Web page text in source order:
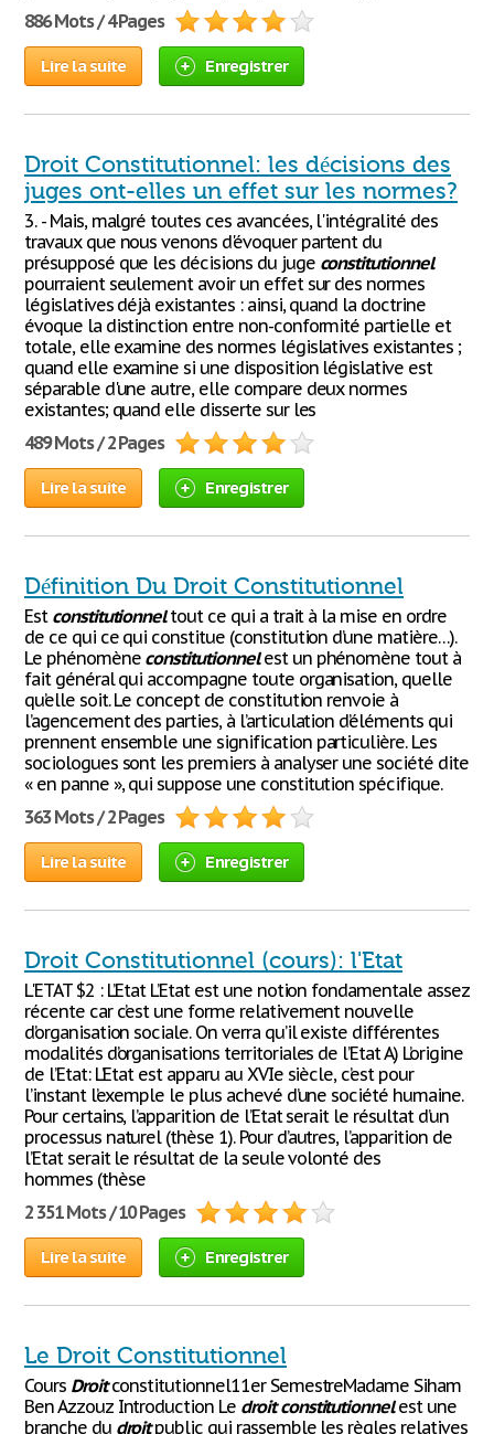
886 Mots / 4 Pages
Lire la suite Enregistrer
Droit Constitutionnel: les décisions des
juges ont-elles un effet sur les normes?
3. - Mais, malgré toutes ces avancées, l'intégralité des
travaux que nous venons d'évoquer partent du
présupposé que les décisions du juge constitutionnel
pourraient seulement avoir un effet sur des normes
législatives déjà existantes : ainsi, quand la doctrine
évoque la distinction entre non-conformité partielle et
totale, elle examine des normes législatives existantes ;
quand elle examine si une disposition législative est
séparable d'une autre, elle compare deux normes
existantes; quand elle disserte sur les
489 Mots / 2 Pages
Lire la suite Enregistrer
Définition Du Droit Constitutionnel
Est constitutionneltout ce qui a trait à la mise en ordre
de ce qui ce qui constitue (constitution d’une matière…).
Le phénomène constitutionnelest un phénomène tout à
fait général qui accompagne toute organisation, quelle
qu’elle soit. Le concept de constitution renvoie à
l’agencement des parties, à l’articulation d’éléments qui
prennent ensemble une signification particulière. Les
sociologues sont les premiers à analyser une société dite
« en panne », qui suppose une constitution spécifique.
363 Mots / 2 Pages
Lire la suite Enregistrer
Droit Constitutionnel (cours): l'Etat
L'ETAT $2 : L’Etat L’Etat est une notion fondamentale assez
récente car c’est une forme relativement nouvelle
d’organisation sociale. On verra qu’il existe différentes
modalités d’organisations territoriales de l’Etat A) L’origine
de l’Etat: L’Etat est apparu au XVIe siècle, c’est pour
l’instant l’exemple le plus achevé d’une société humaine.
Pour certains, l’apparition de l’Etat serait le résultat d’un
processus naturel (thèse 1). Pour d’autres, l’apparition de
l’Etat serait le résultat de la seule volonté des
hommes (thèse
2 351 Mots / 10 Pages
Lire la suite Enregistrer
Le Droit Constitutionnel
Cours Droitconstitutionnel1​1er Semestre​Madame Siham
Ben Azzouz Introduction Le droit constitutionnelest une
branche du droitpublic qui rassemble les règles relatives